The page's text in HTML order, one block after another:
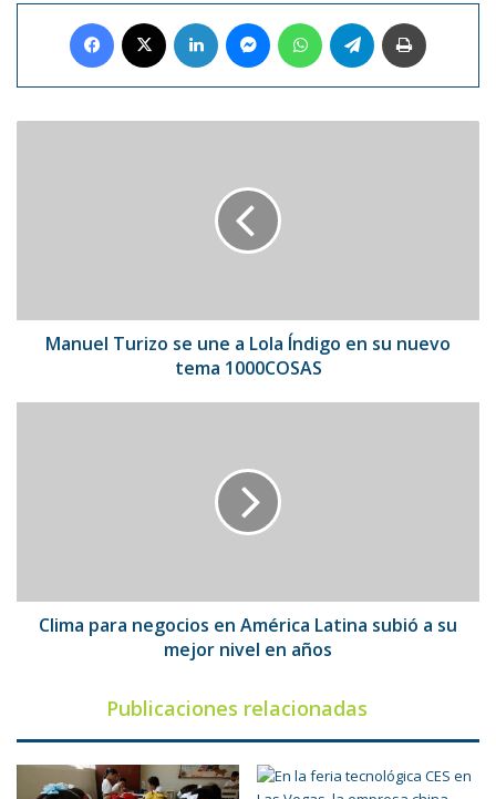
Facebook LinkedIn MessengerWhatsAppTelegram
su
nuevoManuel Turizo se une a Lola Índigo en su nuevo
tema 1000COSAS
su
mejorClima para negocios en América Latina subió a su
mejor nivel en años
Publicaciones relacionadas